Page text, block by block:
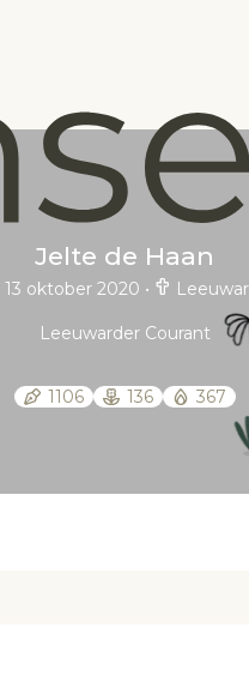
Jelte de Haan
oktober 2020 •
Leeuwarder Courant
1106 136 367